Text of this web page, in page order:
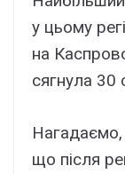
у цьому
на
сягнула 30
що після